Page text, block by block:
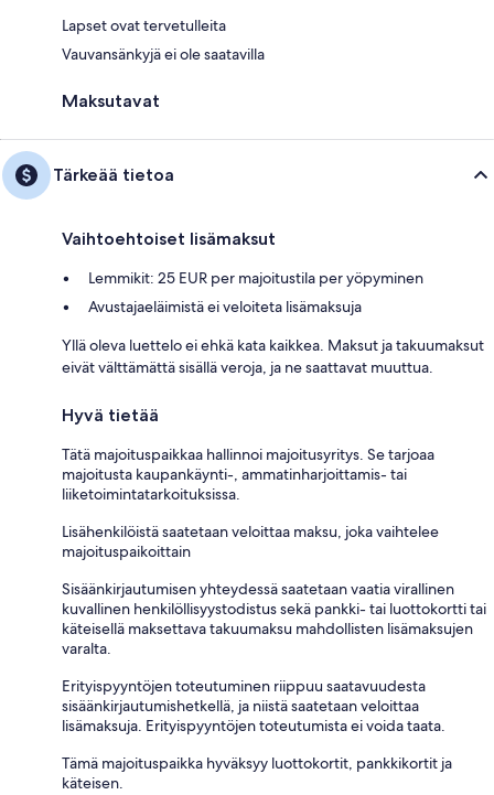
Lapset ovat tervetulleita
Vauvansänkyjä ei ole saatavilla
Maksutavat
Tärkeää tietoa
Vaihtoehtoiset lisämaksut
Lemmikit: 25 EUR per majoitustila per yöpyminen
Avustajaeläimistä ei veloiteta lisämaksuja
Yllä oleva luettelo ei ehkä kata kaikkea. Maksut ja takuumaksut
eivät välttämättä sisällä veroja, ja ne saattavat muuttua.
Hyvä tietää
Tätä majoituspaikkaa hallinnoi majoitusyritys. Se tarjoaa
majoitusta kaupankäynti-, ammatinharjoittamis- tai
liiketoimintatarkoituksissa.
Lisähenkilöistä saatetaan veloittaa maksu, joka vaihtelee
majoituspaikoittain
Sisäänkirjautumisen yhteydessä saatetaan vaatia virallinen
kuvallinen henkilöllisyystodistus sekä pankki- tai luottokortti tai
käteisellä maksettava takuumaksu mahdollisten lisämaksujen
varalta.
Erityispyyntöjen toteutuminen riippuu saatavuudesta
sisäänkirjautumishetkellä, ja niistä saatetaan veloittaa
lisämaksuja. Erityispyyntöjen toteutumista ei voida taata.
Tämä majoituspaikka hyväksyy luottokortit, pankkikortit ja
käteisen.